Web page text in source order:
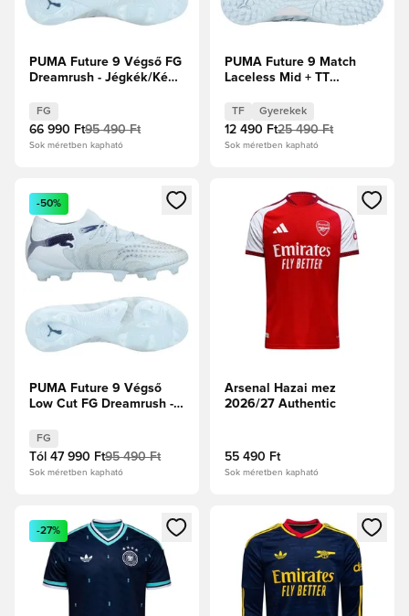
PUMA Future 9 Végső FG
Dreamrush - Jégkék/Kék
FG
66 990 Ft95 490 Ft
Sok méretben kapható
PUMA Future 9 Match
Laceless Mid + TT
ékszer Gyerek
TF Gyerekek
12 490 Ft25 490 Ft
Sok méretben kapható
Megnyit egy modált a bejelentkezéshez vagy a tagként
-50%
PUMA Future 9 Végső
Low Cut FG Dreamrush -
FG
Tól 47 990 Ft95 490 Ft
Sok méretben kapható
Megnyit egy modált a
Arsenal Hazai mez
2026/27 Authentic
55 490 Ft
Sok méretben kapható
Megnyit egy modált a bejelentkezéshez vagy a tagként
-27%
Megnyit egy modált a